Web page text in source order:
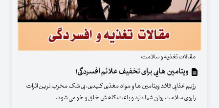
مقالات تغذیه و سلامت
ویتامین هایی برای تخفیف علائم افسردگی!
رژیم غذایی فاقد ویتامین ها و مواد مغذی کلیدی، بی شک مخرب ترین اثرات
را روی سلامت روان شما دارد و باعث کاهش خلق و خو می شود.